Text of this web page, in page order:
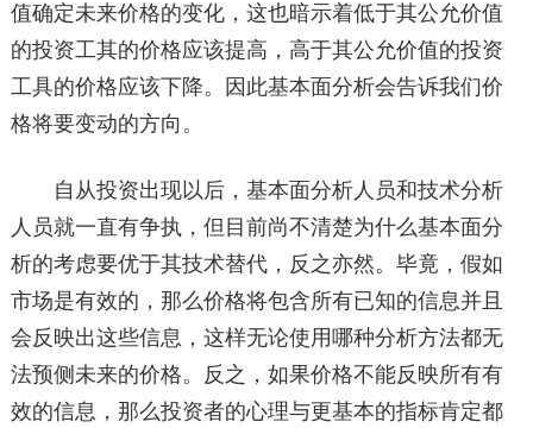
值确定未来价格的变化，这也暗示着低于其公允价值
的投资工其的价格应该提高，高于其公允价值的投资
工具的价格应该下降。因此基本面分析会告诉我们价
格将要变动的方向。
自从投资出现以后，基本面分析人员和技术分析
人员就一直有争执，但目前尚不清楚为什么基本面分
析的考虑要优于其技术替代，反之亦然。毕竟，假如
市场是有效的，那么价格将包含所有已知的信息并且
会反映出这些信息，这样无论使用哪种分析方法都无
法预侧未来的价格。反之，如果价格不能反映所有有
效的信息，那么投资者的心理与更基本的指标肯定都